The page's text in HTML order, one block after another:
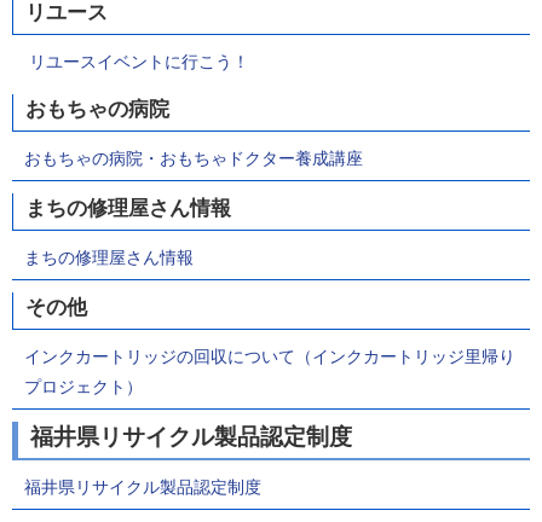
リユース
リユースイベントに行こう！
おもちゃの病院
おもちゃの病院・おもちゃドクター養成講座
まちの修理屋さん情報
まちの修理屋さん情報
その他
インクカートリッジの回収について（インクカートリッジ里帰り
プロジェクト）
福井県リサイクル製品認定制度
福井県リサイクル製品認定制度